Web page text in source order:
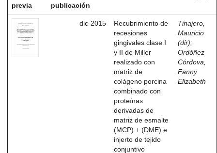
previa
publicación
dic-2015
Recubrimiento de
recesiones
gingivales clase I
y II de Miller
realizado con
matriz de
colágeno porcina
combinado con
proteínas
derivadas de
matriz de esmalte
(MCP) + (DME) e
injerto de tejido
conjuntivo
Tinajero,
Mauricio
(dir);
Ordóñez
Córdova,
Fanny
Elizabeth